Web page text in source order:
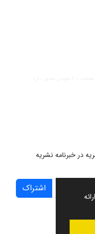
در خبرنامه نشریه
اشتراک